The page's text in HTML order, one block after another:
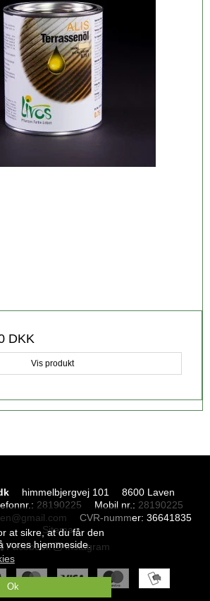
at sikre, at du får den
vores hjemmeside.
Ok
DKK
Vis produkt
himmelbjergvej 101
8600 Laven
: 28190225 Mobil nr. : 28190225
CVR-nummer: 36641835
Sitemap
Facebook
Instagram